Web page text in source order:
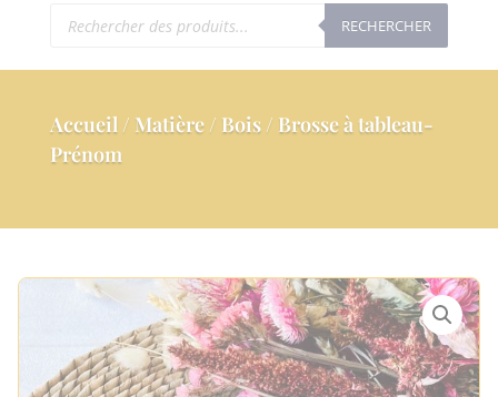
de RECHERCHER
Accueil/ Matière/ Bois/ Brosse à tableau-
Prénom